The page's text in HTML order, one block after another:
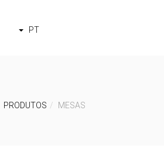
PT
PRODUTOS MESAS